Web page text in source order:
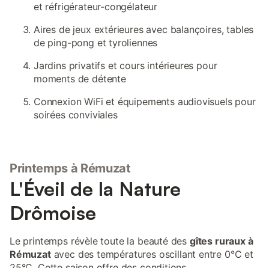
et réfrigérateur-congélateur
Aires de jeux extérieures avec balançoires, tables
de ping-pong et tyroliennes
Jardins privatifs et cours intérieures pour
moments de détente
Connexion WiFi et équipements audiovisuels pour
soirées conviviales
Printemps à Rémuzat
L'Éveil de la Nature
Drômoise
Le printemps révèle toute la beauté des gîtes ruraux à
Rémuzatavec des températures oscillant entre 0°C et